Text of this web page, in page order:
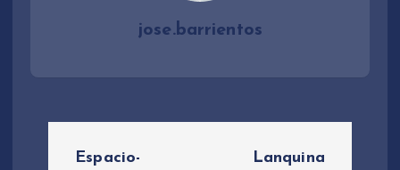
jose.barrientos
Espacio-
Lanquina